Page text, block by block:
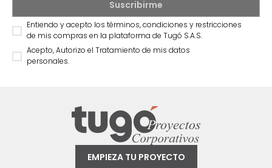
Entiendo y acepto los términos, condiciones y restricciones
de mis compras en la plataforma de Tugó S.A.S.
Acepto, Autorizo el Tratamiento de mis datos
personales.
EMPIEZA TU PROYECTO